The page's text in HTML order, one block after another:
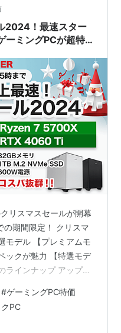
目の最新GPU「NVID…
2024！最速スター
ーミングPCが超特
リスマスセールが開幕
の期間限定！ クリスマ
モデル 【プレミアムモ
ックが魅力 【特選モデ
ラインナップ アップグ
ト】国内生産と手厚い
スマスセールで理想の
最速！2024年のクリ
#ゲーミングPC特価
PC